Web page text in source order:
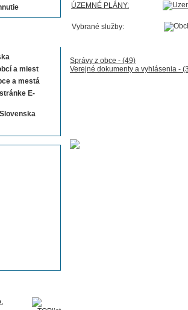
a miest
a mestá
E-
ÚZEMNÉ PLÁNY:
Vybrané služby:
Správy z obce - (49)
Verejné dokumenty a vyhlásenia -